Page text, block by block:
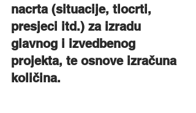
nacrta (situacije, tlocrti,
presjeci itd.) za izradu
glavnog i izvedbenog
projekta, te osnove izračuna
količina.